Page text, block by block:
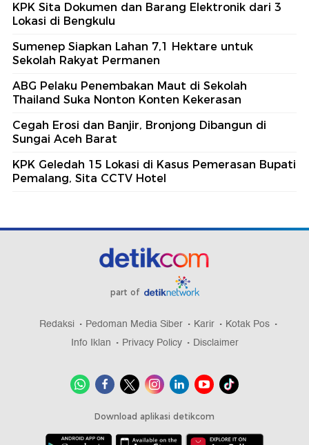
KPK Sita Dokumen dan Barang Elektronik dari 3
Lokasi di Bengkulu
Sumenep Siapkan Lahan 7,1 Hektare untuk
Sekolah Rakyat Permanen
ABG Pelaku Penembakan Maut di Sekolah
Thailand Suka Nonton Konten Kekerasan
Cegah Erosi dan Banjir, Bronjong Dibangun di
Sungai Aceh Barat
KPK Geledah 15 Lokasi di Kasus Pemerasan Bupati
Pemalang, Sita CCTV Hotel
part of
Redaksi Pedoman Media Siber Karir
Kotak Pos
Info Iklan
Privacy Policy Disclaimer
Download aplikasi detikcom